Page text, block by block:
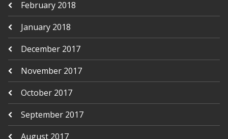
February 2018
January 2018
December 2017
November 2017
October 2017
September 2017
August 2017